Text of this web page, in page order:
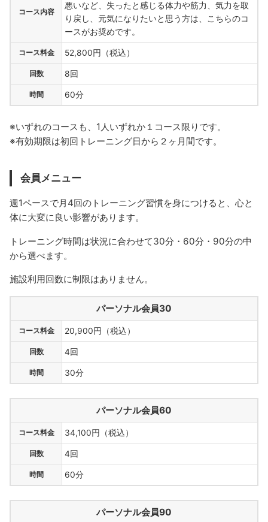
コース内容
悪いなど、失ったと感じる体力や筋力、気力を取
り戻し、元気になりたいと思う方は、こちらのコ
ースがお奨めです。
コース料金 52,800円（税込）
回数 8回
時間 60分
※いずれのコースも、1人いずれか１コース限りです。
※有効期限は初回トレーニング日から２ヶ月間です。
会員メニュー
週1ペースで月4回のトレーニング習慣を身につけると、心と
体に大変に良い影響があります。
トレーニング時間は状況に合わせて30分・60分・90分の中
から選べます。
施設利用回数に制限はありません。
パーソナル会員30
コース料金 20,900円（税込）
回数 4回
時間 30分
パーソナル会員60
コース料金 34,100円（税込）
回数 4回
時間 60分
パーソナル会員90